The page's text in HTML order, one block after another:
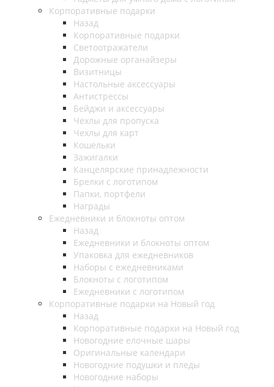
Корпоративные подарки
Назад
Корпоративные подарки
Светоотражатели
Дорожные органайзеры
Визитницы
Настольные аксессуары
Антистрессы
Бейджи и аксессуары
Чехлы для пропуска
Чехлы для карт
Кошельки
Зажигалки
Канцелярские принадлежности
Брелки с логотипом
Папки, портфели
Награды
Ежедневники и блокноты оптом
Назад
Ежедневники и блокноты оптом
Упаковка для ежедневников
Наборы с ежедневниками
Блокноты с логотипом
Ежедневники с логотипом
Корпоративные подарки на Новый год
Назад
Корпоративные подарки на Новый год
Новогодние елочные шары
Оригинальные календари
Новогодние подушки и пледы
Новогодние наборы